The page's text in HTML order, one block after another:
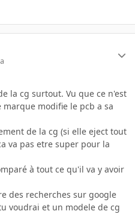
la cg surtout. Vu que ce n'est
modifie le pcb a sa
de la cg (si elle eject tout
va pas etre super pour la
à tout ce qu'il va y avoir
des recherches sur google
voudrai et un modele de cg